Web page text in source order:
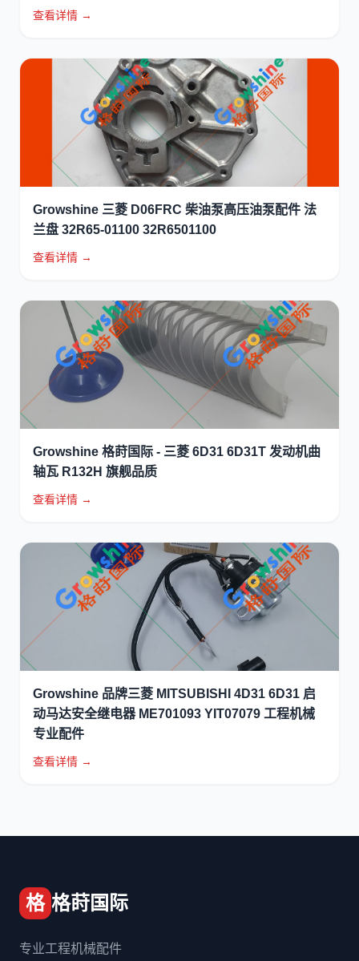
查看详情 →
Growshine 三菱 D06FRC 柴油泵高压油泵配件 法
兰盘 32R65-01100 32R6501100
查看详情 →
Growshine 格莳国际 - 三菱 6D31 6D31T 发动机曲
轴瓦 R132H 旗舰品质
查看详情 →
Growshine 品牌三菱 MITSUBISHI 4D31 6D31 启
动马达安全继电器 ME701093 YIT07079 工程机械
专业配件
查看详情 →
格 格莳国际
专业工程机械配件